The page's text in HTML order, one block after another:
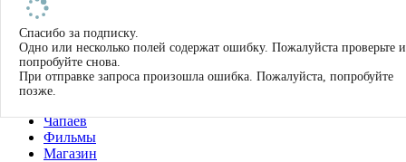
О нас
Журнал
Книги
Чапаев
Фильмы
Магазин
Спасибо за подписку.
Одно или несколько полей содержат ошибку. Пожалуйста проверьте и
попробуйте снова.
При отправке запроса произошла ошибка. Пожалуйста, попробуйте
позже.